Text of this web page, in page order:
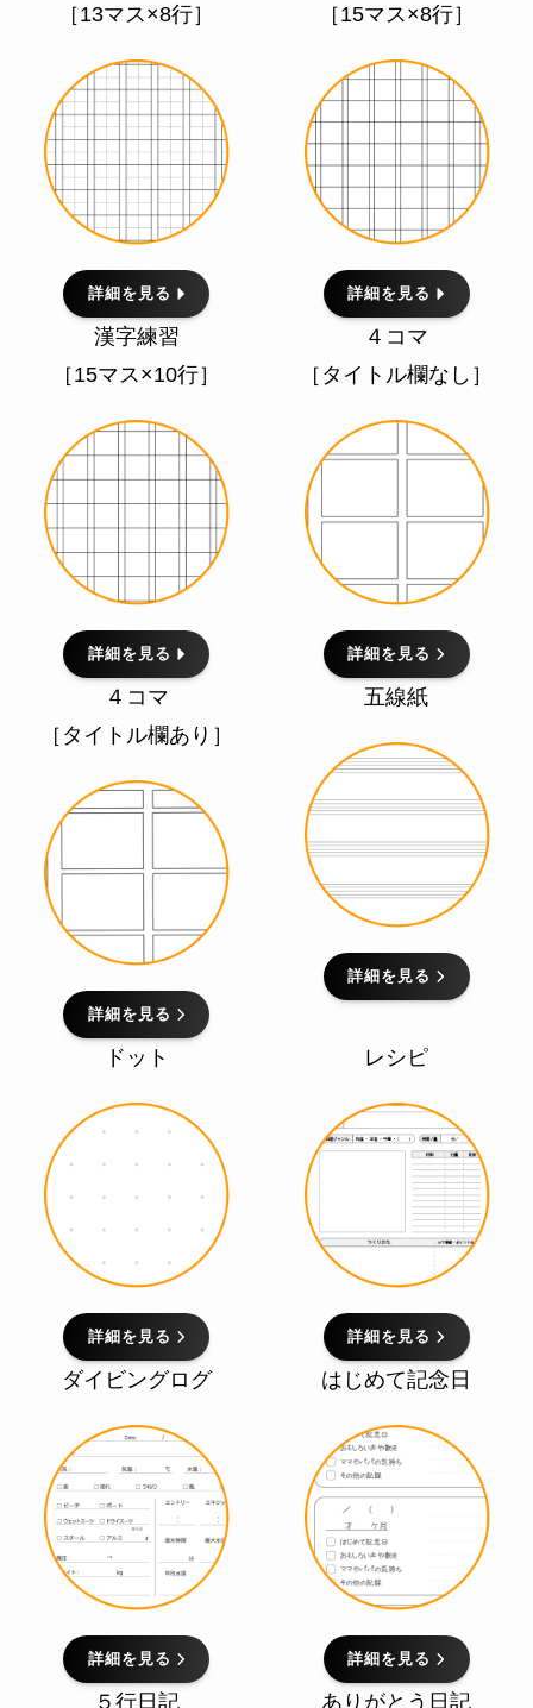
［13マス×8行］
詳細を見る
［15マス×8行］
詳細を見る
漢字練習
［15マス×10行］
詳細を見る
４コマ
［タイトル欄なし］
詳細を見る
４コマ
［タイトル欄あり］
詳細を見る
五線紙
詳細を見る
ドット
詳細を見る
レシピ
詳細を見る
ダイビングログ
詳細を見る
はじめて記念日
詳細を見る
５行日記 ありがとう日記